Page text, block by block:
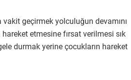
geçirmek yolculuğun devamını
etmesine fırsat verilmesi sık
durmak yerine çocukların hareket